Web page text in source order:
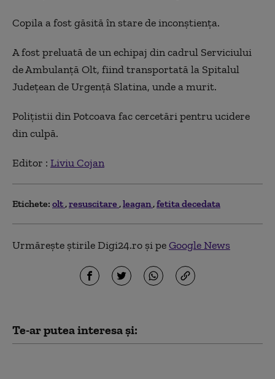
Copila a fost găsită în stare de inconștiența.
A fost preluată de un echipaj din cadrul Serviciului
de Ambulanță Olt, fiind transportată la Spitalul
Județean de Urgență Slatina, unde a murit.
Polițistii din Potcoava fac cercetări pentru ucidere
din culpă.
Editor : Liviu Cojan
Etichete: olt resuscitare leagan fetita decedata
Urmărește știrile Digi24.ro și peGoogle News
Te-ar putea interesa și: